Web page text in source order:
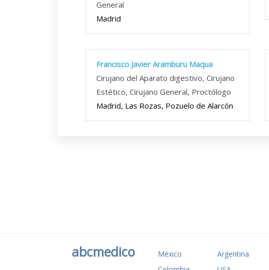
General
Madrid
Francisco Javier Aramburu Maqua
Cirujano del Aparato digestivo, Cirujano
Estético, Cirujano General, Proctólogo
Madrid, Las Rozas, Pozuelo de Alarcón
abcmedico México Argentina